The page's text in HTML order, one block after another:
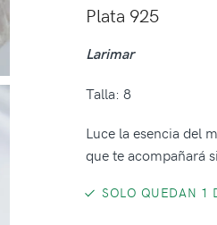
Plata 925
Larimar
Talla: 8
Luce la esencia del
que te acompañará
SOLO QUEDAN 1